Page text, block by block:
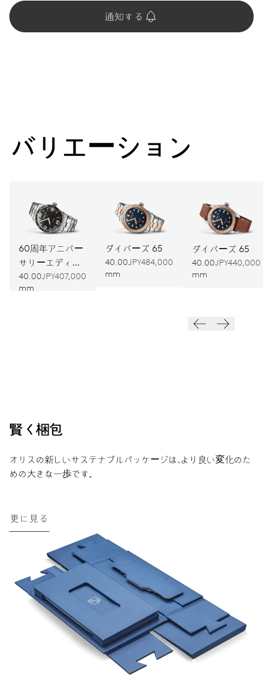
通知する
バリエーション
60周年アニバー
サリーエディシ
ョン
40.00
mm
JPY407,000
ダイバーズ 65
40.00
mm
JPY484,000
ダイバーズ 65
40.00
mm
JPY440,000
賢く梱包
オリスの新しいサステナブルパッケージは、より良い変化のた
めの大きな一歩です。
更に見る